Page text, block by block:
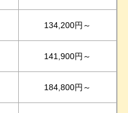
134,200円～
141,900円～
184,800円～